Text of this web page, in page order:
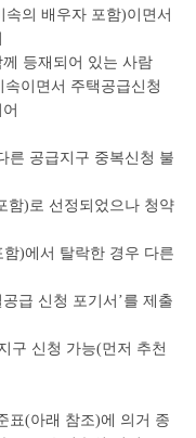
의 배우자 포함)이면서
등재되어 있는 사람
이면서 주택공급신청
공급지구 중복신청 불
)로 선정되었으나 청약
)에서 탈락한 경우 다른
급 신청 포기서’를 제출
구 신청 가능(먼저 추천
표(아래 참조)에 의거 종